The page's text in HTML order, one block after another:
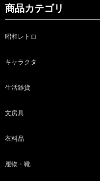
商品カテゴリ
昭和レトロ
キャラクタ
生活雑貨
文房具
衣料品
履物・靴